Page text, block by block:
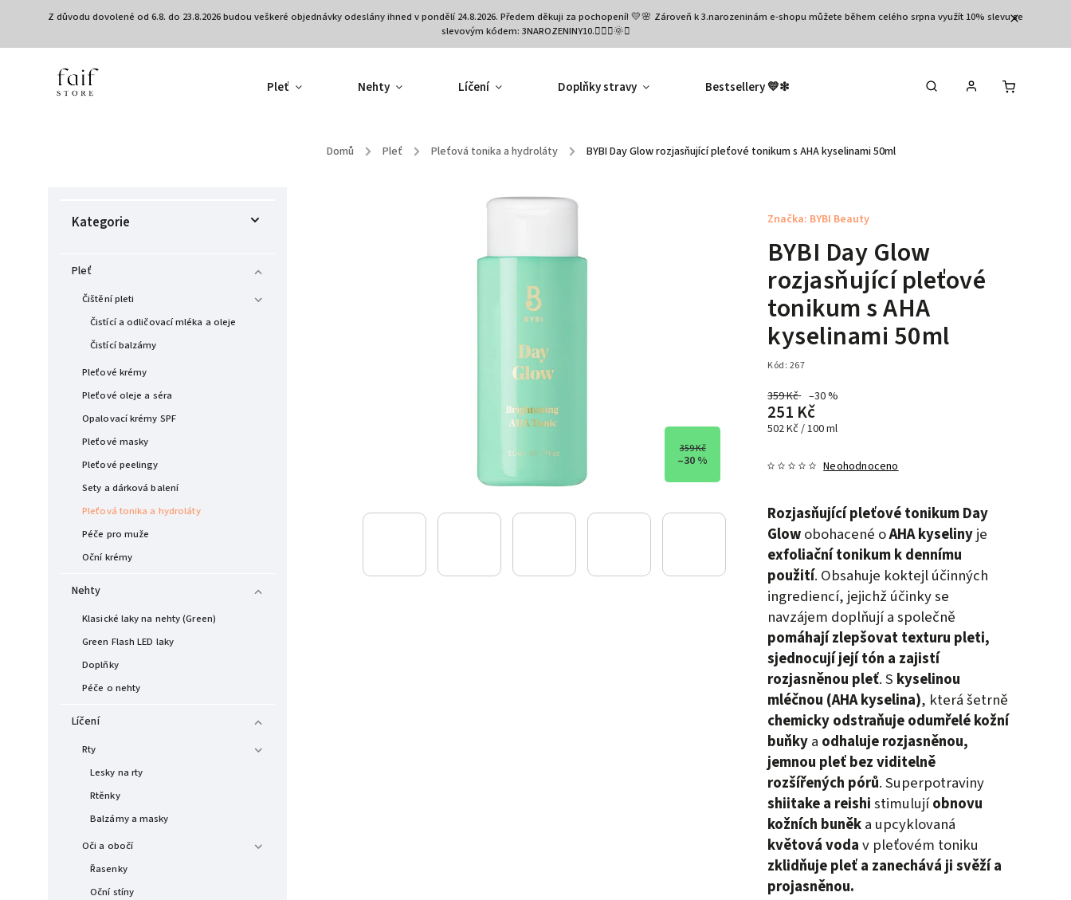
Z důvodu dovolené od 6.8. do 23.8.2026 budou veškeré objednávky odeslány ihned v pondělí 24.8.2026. Předem děkuji za pochopení! 💛🌸 Zároveň k 3.narozeninám e-shopu můžete během celého srpna využít 10% slevu se
slevovým kódem: 3NAROZENINY10.🧚🏻‍♀️🌞✨
Pleť Nehty Líčení Doplňky stravy Bestsellery 💛❇︎ Tělo
Domů / Pleť / Pleťová tonika a hydroláty / BYBI Day Glow rozjasňující pleťové tonikum s AHA kyselinami 50ml
Kategorie
Pleť
Čištění pleti
Čistící a odličovací mléka a oleje
Čistící balzámy
Pleťové krémy
Pleťové oleje a séra
Opalovací krémy SPF
Pleťové masky
Pleťové peelingy
Sety a dárková balení
Pleťová tonika a hydroláty
Péče pro muže
Oční krémy
Nehty
Klasické laky na nehty (Green)
Green Flash LED laky
Doplňky
Péče o nehty
Líčení
Rty
Lesky na rty
Rtěnky
Balzámy a masky
Oči a obočí
Řasenky
Oční stíny
359 Kč
–30 %
BYBI Day Glow
rozjasňující pleťové
tonikum s AHA
kyselinami 50ml
Kód: 267
359 Kč –30 %
251 Kč
502 Kč / 100 ml
Neohodnoceno
Rozjasňující pleťové tonikum Day
Glowobohacené oAHA kyselinyje
exfoliační tonikum k dennímu
použití. Obsahuje koktejl účinných
ingrediencí, jejichž účinky se
navzájem doplňují a společně
pomáhají zlepšovat texturu pleti,
sjednocují její tón a zajistí
rozjasněnou pleť. S kyselinou
mléčnou (AHA kyselina), která šetrně
chemicky odstraňuje odumřelé kožní
buňkya odhaluje rozjasněnou,
jemnou pleť bez viditelně
rozšířených pórů. Superpotraviny
shiitake a reishistimulujíobnovu
kožních buněka upcyklovaná
květová vodav pleťovém toniku
zklidňuje pleť a zanechává ji svěží a
projasněnou.
Značka: BYBI Beauty